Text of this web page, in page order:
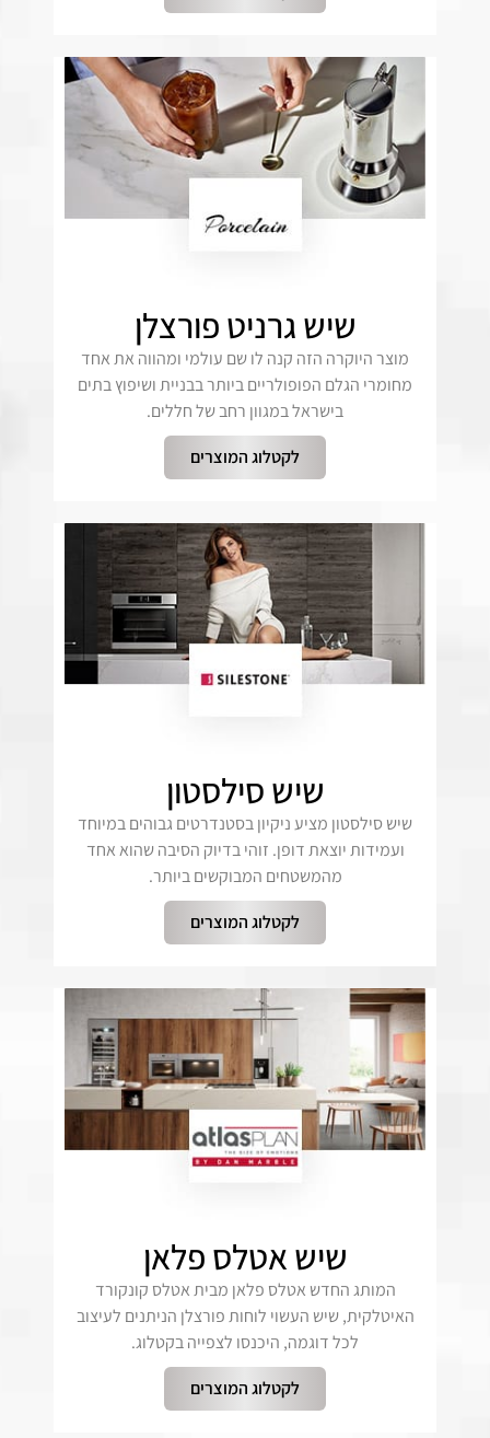
שיש גרניט פורצלן
מוצר היוקרה הזה קנה לו שם עולמי ומהווה את אחד
מחומרי הגלם הפופולריים ביותר בבניית ושיפוץ בתים
בישראל במגוון רחב של חללים.
לקטלוג המוצרים
שיש סילסטון
שיש סילסטון מציע ניקיון בסטנדרטים גבוהים במיוחד
ועמידות יוצאת דופן. זוהי בדיוק הסיבה שהוא אחד
מהמשטחים המבוקשים ביותר.
לקטלוג המוצרים
שיש אטלס פלאן
המותג החדש אטלס פלאן מבית אטלס קונקורד
האיטלקית, שיש העשוי לוחות פורצלן הניתנים לעיצוב
לכל דוגמה, היכנסו לצפייה בקטלוג.
לקטלוג המוצרים